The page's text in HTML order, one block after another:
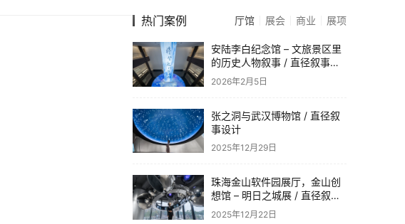
热门案例 厅馆 展会 商业 展项
安陆李白纪念馆 – 文旅景区里
的历史人物叙事 / 直径叙事设
计
2026年2月5日
张之洞与武汉博物馆 / 直径叙
事设计
2025年12月29日
珠海金山软件园展厅，金山创
想馆 – 明日之城展 / 直径叙事
设计
2025年12月22日